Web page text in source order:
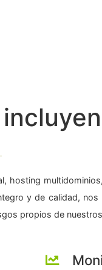
y de calidad,
propios de